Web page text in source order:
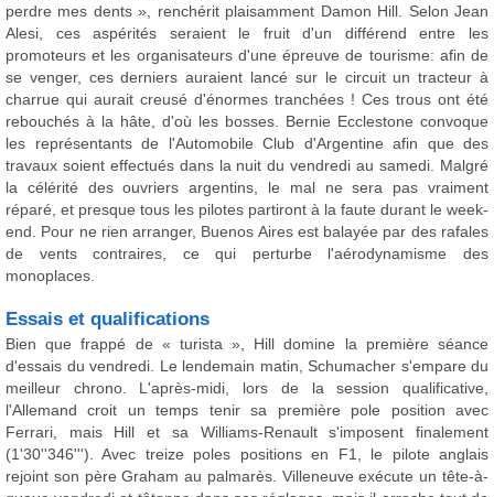
perdre mes dents », renchérit plaisamment Damon Hill. Selon Jean
Alesi, ces aspérités seraient le fruit d'un différend entre les
promoteurs et les organisateurs d'une épreuve de tourisme: afin de
se venger, ces derniers auraient lancé sur le circuit un tracteur à
charrue qui aurait creusé d'énormes tranchées ! Ces trous ont été
rebouchés à la hâte, d'où les bosses. Bernie Ecclestone convoque
les représentants de l'Automobile Club d'Argentine afin que des
travaux soient effectués dans la nuit du vendredi au samedi. Malgré
la célérité des ouvriers argentins, le mal ne sera pas vraiment
réparé, et presque tous les pilotes partiront à la faute durant le week-
end. Pour ne rien arranger, Buenos Aires est balayée par des rafales
de vents contraires, ce qui perturbe l'aérodynamisme des
monoplaces.
Essais et qualifications
Bien que frappé de « turista », Hill domine la première séance
d'essais du vendredi. Le lendemain matin, Schumacher s'empare du
meilleur chrono. L'après-midi, lors de la session qualificative,
l'Allemand croit un temps tenir sa première pole position avec
Ferrari, mais Hill et sa Williams-Renault s'imposent finalement
(1'30''346'''). Avec treize poles positions en F1, le pilote anglais
rejoint son père Graham au palmarès. Villeneuve exécute un tête-à-